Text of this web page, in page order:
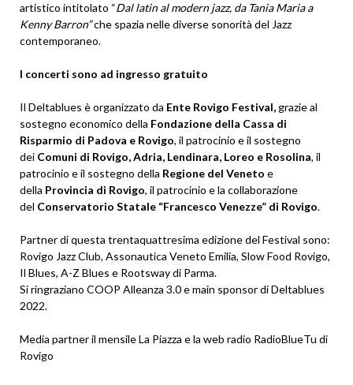
artistico intitolato “Dal latin al modern jazz, da Tania Maria a
Kenny Barron”che spazia nelle diverse sonorità del Jazz
contemporaneo.
I concerti sono ad ingresso gratuito
Il Deltablues è organizzato da Ente Rovigo Festival,grazie al
sostegno economico della Fondazione della Cassa di
Risparmio di Padova e Rovigo, il patrocinio e il sostegno
dei Comuni di Rovigo, Adria, Lendinara, Loreo e Rosolina, il
patrocinio e il sostegno della Regione del Veneto e
della Provincia di Rovigo, il patrocinio e la collaborazione
del Conservatorio Statale “Francesco Venezze” di Rovigo.
Partner di questa trentaquattresima edizione del Festival sono:
Rovigo Jazz Club, Assonautica Veneto Emilia, Slow Food Rovigo,
Il Blues, A-Z Blues e Rootsway di Parma.
Si ringraziano COOP Alleanza 3.0 e main sponsor di Deltablues
2022.
Media partner il mensile La Piazza e la web radio RadioBlueTu di
Rovigo